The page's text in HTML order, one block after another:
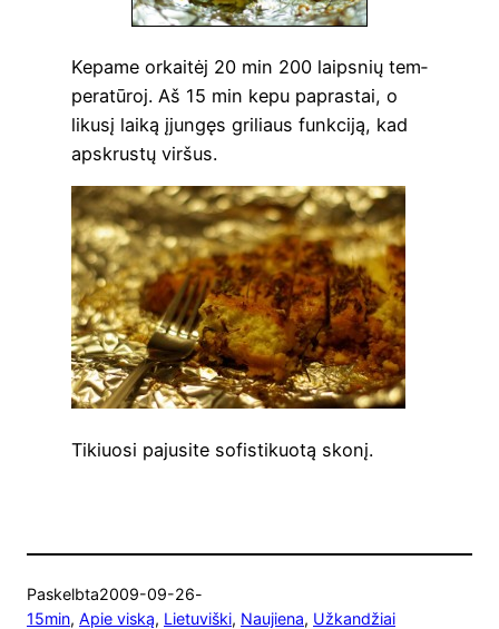
Kepa­me orkai­tėj 20 min 200 laips­nių tem­
pe­ra­tū­roj. Aš 15 min kepu papras­tai, o
liku­sį lai­ką įjun­gęs gri­liaus funk­ci­ją, kad
apskrus­tų viršus.
Tikiuo­si paju­si­te sofis­ti­kuo­tą skonį.
Paskelbta2009-09-26-
15min, Apie viską, Lietuviški, Naujiena, Užkandžiai